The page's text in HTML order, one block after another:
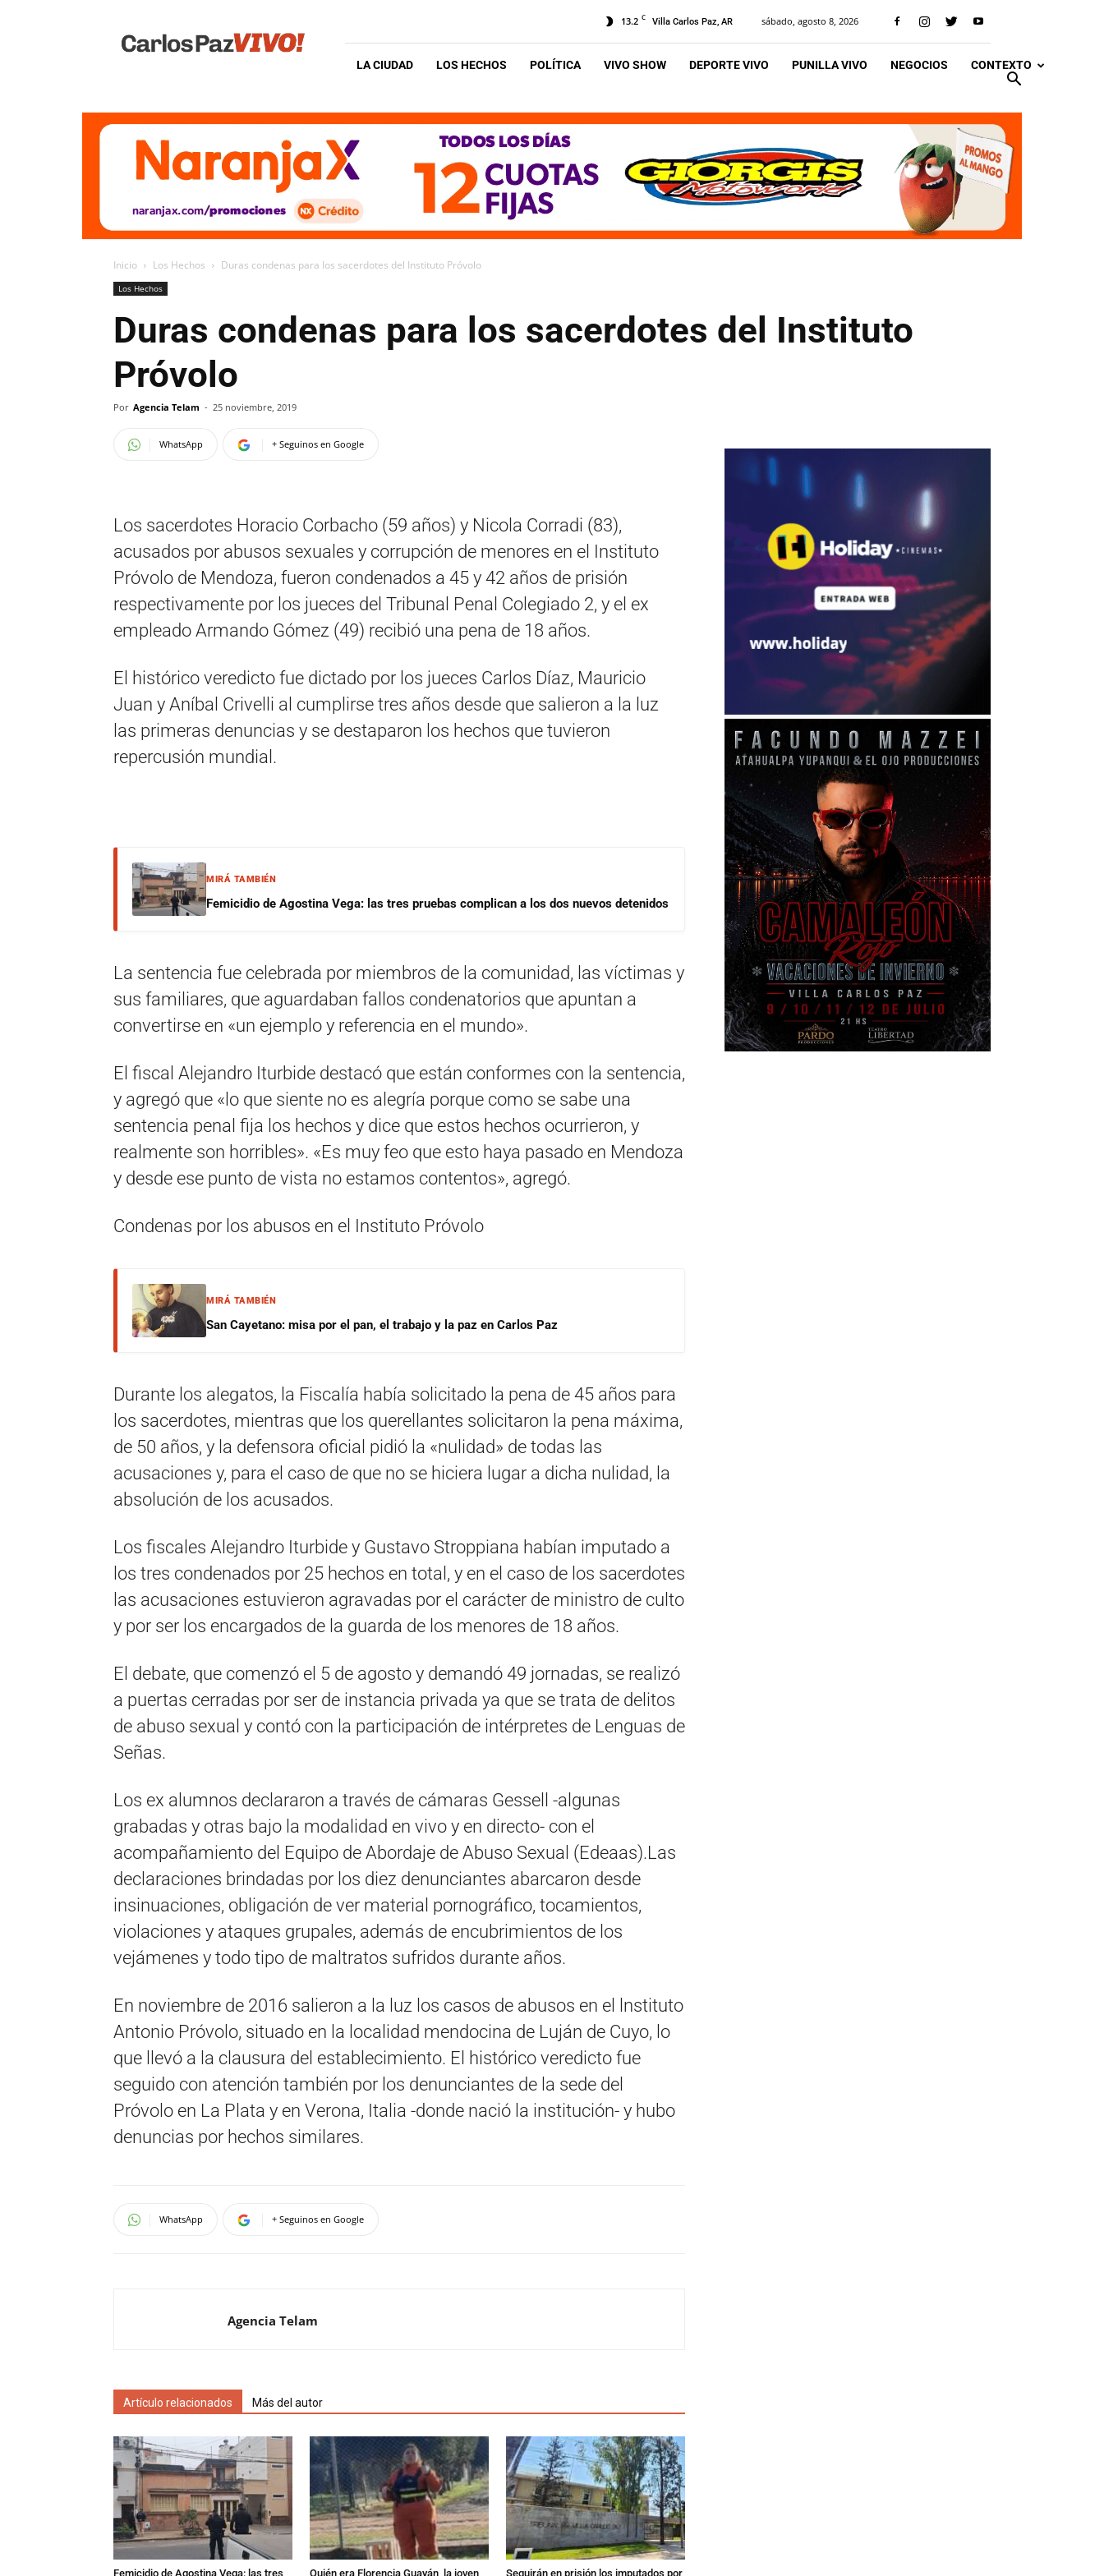
Vivo
13.2 C Villa Carlos Paz, AR sábado, agosto 8, 2026
LA CIUDAD LOS HECHOS POLÍTICA VIVO SHOW DEPORTE VIVO PUNILLA VIVO NEGOCIOS CONTEXTO
Inicio Los Hechos Duras condenas para los sacerdotes del Instituto Próvolo
Los Hechos
Duras condenas para los sacerdotes del Instituto
Próvolo
Por Agencia Telam - 25 noviembre, 2019
WhatsApp + Seguinos en Google
Los sacerdotes Horacio Corbacho (59 años) y Nicola Corradi (83),
acusados por abusos sexuales y corrupción de menores en el Instituto
Próvolo de Mendoza, fueron condenados a 45 y 42 años de prisión
respectivamente por los jueces del Tribunal Penal Colegiado 2, y el ex
empleado Armando Gómez (49) recibió una pena de 18 años.
El histórico veredicto fue dictado por los jueces Carlos Díaz, Mauricio
Juan y Aníbal Crivelli al cumplirse tres años desde que salieron a la luz
las primeras denuncias y se destaparon los hechos que tuvieron
repercusión mundial.
MIRÁ TAMBIÉN
Femicidio de Agostina Vega: las tres pruebas complican a los dos nuevos detenidos
La sentencia fue celebrada por miembros de la comunidad, las víctimas y
sus familiares, que aguardaban fallos condenatorios que apuntan a
convertirse en «un ejemplo y referencia en el mundo».
El fiscal Alejandro Iturbide destacó que están conformes con la sentencia,
y agregó que «lo que siente no es alegría porque como se sabe una
sentencia penal fija los hechos y dice que estos hechos ocurrieron, y
realmente son horribles». «Es muy feo que esto haya pasado en Mendoza
y desde ese punto de vista no estamos contentos», agregó.
Condenas por los abusos en el Instituto Próvolo
MIRÁ TAMBIÉN
San Cayetano: misa por el pan, el trabajo y la paz en Carlos Paz
Durante los alegatos, la Fiscalía había solicitado la pena de 45 años para
los sacerdotes, mientras que los querellantes solicitaron la pena máxima,
de 50 años, y la defensora oficial pidió la «nulidad» de todas las
acusaciones y, para el caso de que no se hiciera lugar a dicha nulidad, la
absolución de los acusados.
Los fiscales Alejandro Iturbide y Gustavo Stroppiana habían imputado a
los tres condenados por 25 hechos en total, y en el caso de los sacerdotes
las acusaciones estuvieron agravadas por el carácter de ministro de culto
y por ser los encargados de la guarda de los menores de 18 años.
El debate, que comenzó el 5 de agosto y demandó 49 jornadas, se realizó
a puertas cerradas por ser de instancia privada ya que se trata de delitos
de abuso sexual y contó con la participación de intérpretes de Lenguas de
Señas.
Los ex alumnos declararon a través de cámaras Gessell -algunas
grabadas y otras bajo la modalidad en vivo y en directo- con el
acompañamiento del Equipo de Abordaje de Abuso Sexual (Edeaas).Las
declaraciones brindadas por los diez denunciantes abarcaron desde
insinuaciones, obligación de ver material pornográfico, tocamientos,
violaciones y ataques grupales, además de encubrimientos de los
vejámenes y todo tipo de maltratos sufridos durante años.
En noviembre de 2016 salieron a la luz los casos de abusos en el lnstituto
Antonio Próvolo, situado en la localidad mendocina de Luján de Cuyo, lo
que llevó a la clausura del establecimiento. El histórico veredicto fue
seguido con atención también por los denunciantes de la sede del
Próvolo en La Plata y en Verona, Italia -donde nació la institución- y hubo
denuncias por hechos similares.
WhatsApp + Seguinos en Google
Agencia Telam
Artículo relacionados Más del autor
Femicidio de Agostina Vega: las tres
Quién era Florencia Guayán, la joven
Seguirán en prisión los imputados por